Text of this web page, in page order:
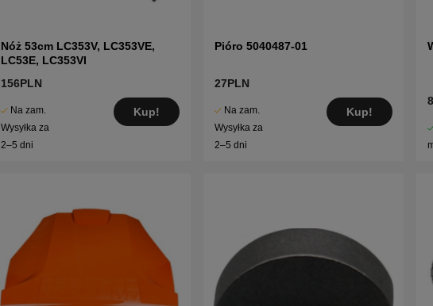
Nóż 53cm LC353V, LC353VE,
LC53E, LC353VI
156PLN
Na zam.
Wysyłka za
2–5 dni
Kup!
Pióro 5040487-01
27PLN
Na zam.
Wysyłka za
2–5 dni
Kup!